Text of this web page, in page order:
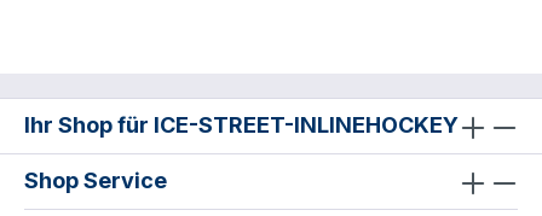
Ihr Shop für ICE-STREET-INLINEHOCKEY
Shop Service